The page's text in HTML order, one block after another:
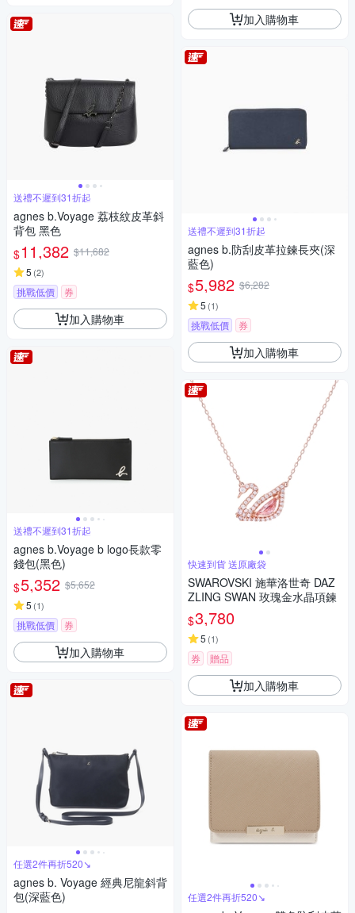
送禮不遲到31折起
agnes b.Voyage 荔枝紋皮革斜
背包 黑色
$11,382 $11,682
5 (2)
挑戰低價 券
加入購物車
送禮不遲到31折起
agnes b.Voyage b logo長款零
錢包(黑色)
$5,352 $5,652
5 (1)
挑戰低價 券
加入購物車
任選2件再折520↘
agnes b. Voyage 經典尼龍斜背
包(深藍色)
加入購物車
送禮不遲到31折起
agnes b.防刮皮革拉鍊長夾(深
藍色)
$5,982 $6,282
5 (1)
挑戰低價 券
加入購物車
快速到貨 送原廠袋
SWAROVSKI 施華洛世奇 DAZ
ZLING SWAN 玫瑰金水晶項鍊
$3,780
5 (1)
券 贈品
加入購物車
任選2件再折520↘